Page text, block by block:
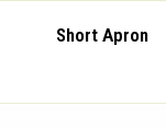
Short Apron